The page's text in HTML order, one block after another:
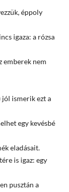
éppoly
igaza: a rózsa
emberek nem
jól ismerik ezt a
egy kevésbé
eladásait.
is igaz: egy
pusztán a